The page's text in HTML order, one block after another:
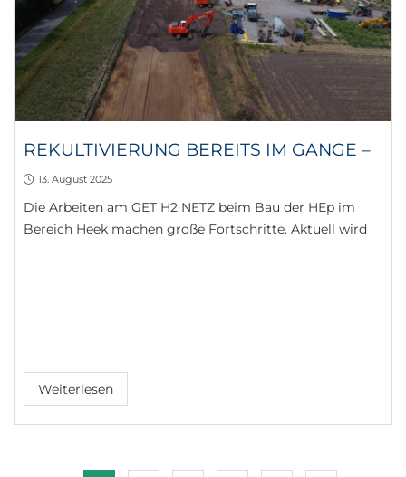
REKULTIVIERUNG BEREITS IM GANGE –
13. August 2025
Die Arbeiten am GET H2 NETZ beim Bau der HEp im
Bereich Heek machen große Fortschritte. Aktuell wird
Weiterlesen